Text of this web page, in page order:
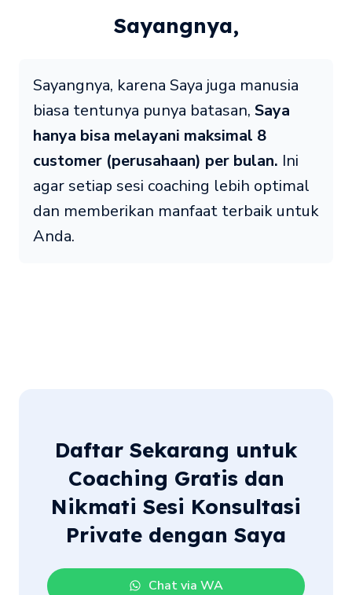
Sayangnya,
Sayangnya, karena Saya juga manusia
biasa tentunya punya batasan, Saya
hanya bisa melayani maksimal 8
customer (perusahaan) per bulan. Ini
agar setiap sesi coaching lebih optimal
dan memberikan manfaat terbaik untuk
Anda.
Daftar Sekarang untuk
Coaching Gratis dan
Nikmati Sesi Konsultasi
Private dengan Saya
Chat via WA